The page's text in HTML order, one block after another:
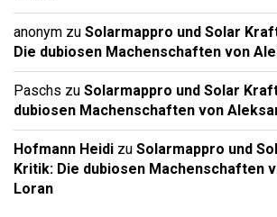
anonym zu Solarmappro und Solar
Die dubiosen Machenschaften von
Paschs zu Solarmappro und Solar
dubiosen Machenschaften von
Hofmann Heidi zu Solarmappro und
Kritik: Die dubiosen Machenschaften
Loran